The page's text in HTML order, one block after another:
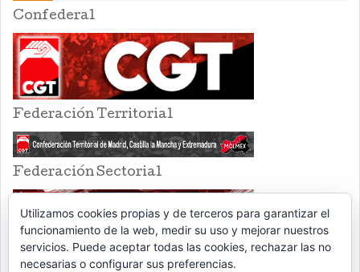
Confederal
Federación Territorial
Federación Sectorial
Utilizamos cookies propias y de terceros para garantizar el
funcionamiento de la web, medir su uso y mejorar nuestros
servicios. Puede aceptar todas las cookies, rechazar las no
necesarias o configurar sus preferencias.